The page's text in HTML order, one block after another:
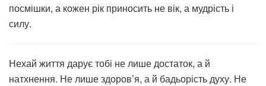
посмішки, а кожен рік приносить не вік, а мудрість і
силу.
Нехай життя дарує тобі не лише достаток, а й
натхнення. Не лише здоров’я, а й бадьорість духу. Не